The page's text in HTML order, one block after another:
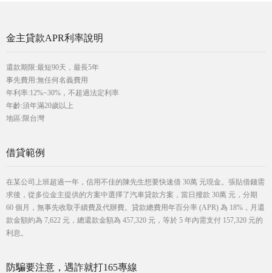
金主貸款APR利率說明
還款期限:最短90天，最長5年
事先費用:無任何名義費用
年利率:12%~30%，不超過法定利率
年齡:須年滿20歲以上
地區:限台灣
借貸範例
在某公司上班超過一年，信用不佳的陳先生想要快速借 30萬 元現金。張貼借錢需
求後，從多位金主提供的方案中選擇了汽車貸款方案，當日撥款 30萬 元，分期
60 個月，無事先收取手續費及代辦費。貸款總費用年百分率 (APR) 為 18%，月還
款金額約為 7,622 元，總還款金額為 457,320 元，等於 5 年內需支付 157,320 元的
利息。
防騙要注意，遇詐就打165專線